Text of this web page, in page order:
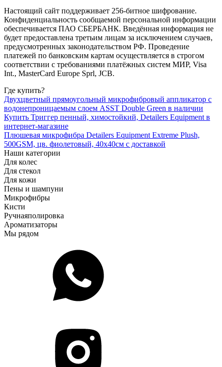
Настоящий сайт поддерживает 256-битное шифрование.
Конфиденциальность сообщаемой персональной информации
обеспечивается ПАО СБЕРБАНК. Введённая информация не
будет предоставлена третьим лицам за исключением случаев,
предусмотренных законодательством РФ. Проведение
платежей по банковским картам осуществляется в строгом
соответствии с требованиями платёжных систем МИР, Visa
Int., MasterCard Europe Sprl, JCB.
Где купить?
Двухцветный прямоугольный микрофибровый аппликатор с
водонепроницаемым слоем ASST Double Green в наличии
Купить Триггер пенный, химостойкий, Detailers Equipment в
интернет-магазине
Плюшевая микрофибра Detailers Equipment Extreme Plush,
500GSM, цв. фиолетовый, 40x40см с доставкой
Наши категории
Для колес
Для стекол
Для кожи
Пены и шампуни
Микрофибры
Кисти
Ручнаяполировка
Ароматизаторы
Мы рядом